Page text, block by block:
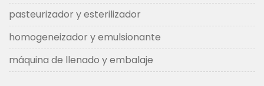
pasteurizador y esterilizador
homogeneizador y emulsionante
máquina de llenado y embalaje